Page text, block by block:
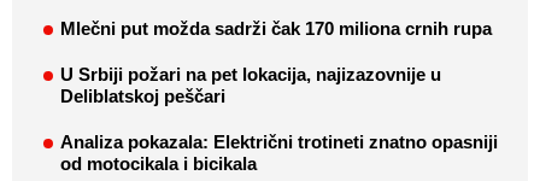
Mlečni put možda sadrži čak 170 miliona crnih rupa
U Srbiji požari na pet lokacija, najizazovnije u
Deliblatskoj peščari
Analiza pokazala: Električni trotineti znatno opasniji
od motocikala i bicikala